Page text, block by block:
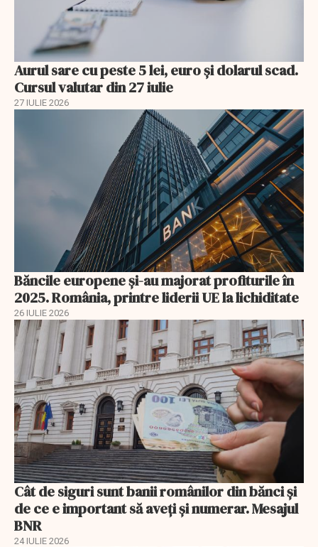
Aurul sare cu peste 5 lei, euro și dolarul scad.
Cursul valutar din 27 iulie
27 IULIE 2026
Băncile europene și-au majorat profiturile în
2025. România, printre liderii UE la lichiditate
26 IULIE 2026
Cât de siguri sunt banii românilor din bănci şi
de ce e important să aveţi şi numerar. Mesajul
BNR
24 IULIE 2026